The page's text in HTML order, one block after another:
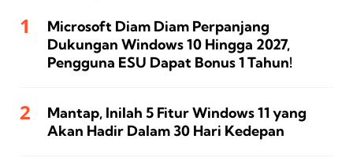
Microsoft Diam Diam Perpanjang
Dukungan Windows 10 Hingga 2027,
Pengguna ESU Dapat Bonus 1 Tahun!
Mantap, Inilah 5 Fitur Windows 11 yang
Akan Hadir Dalam 30 Hari Kedepan